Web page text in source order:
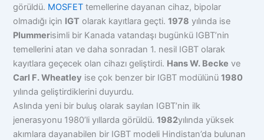
görüldü. MOSFET temellerine dayanan cihaz, bipolar
olmadığı için IGT olarak kayıtlara geçti.1978 yılında ise
Plummerisimli bir Kanada vatandaşı bugünkü IGBT’nin
temellerini atan ve daha sonradan 1. nesil IGBT olarak
kayıtlara geçecek olan cihazı geliştirdi. Hans W. Becke ve
Carl F. Wheatley ise çok benzer bir IGBT modülünü1980
yılında geliştirdiklerini duyurdu.
Aslında yeni bir buluş olarak sayılan IGBT’nin ilk
jenerasyonu 1980’li yıllarda görüldü.1982yılında yüksek
akımlara dayanabilen bir IGBT modeli Hindistan’da bulunan